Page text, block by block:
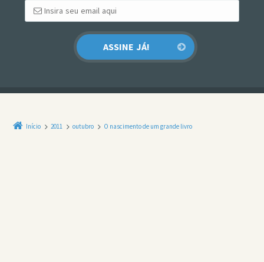
Início 2011 outubro O nascimento de um grande livro